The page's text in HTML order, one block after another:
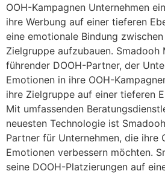
OOH-Kampagnen Unternehmen
ihre Werbung auf einer tieferen
eine emotionale Bindung
Zielgruppe aufzubauen. Smadooh
führender DOOH-Partner, der
Emotionen in ihre OOH-
ihre Zielgruppe auf einer tieferen
Mit umfassenden
neuesten Technologie ist
Partner für Unternehmen, die ihre
Emotionen verbessern möchten.
seine DOOH-Platzierungen auf